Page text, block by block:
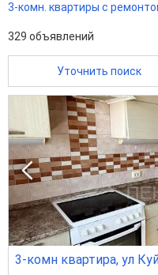
3-комн. квартиры с
329 объявлений
Уточнить поиск
3-комн квартира, ул